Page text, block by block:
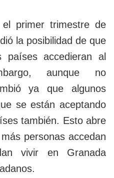
el primer trimestre de
la posibilidad de que
países accedieran al
aunque no
ya que algunos
se están aceptando
también. Esto abre
personas accedan
vivir en Granada